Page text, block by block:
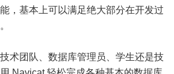
，基本上可以满足绝大部分在开发过
术团队、数据库管理员、学生还是技